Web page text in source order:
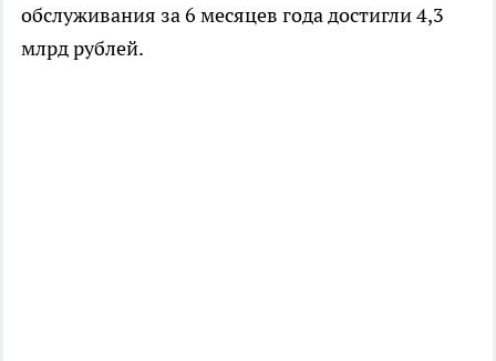
обслуживания за 6 месяцев года достигли 4,3
млрд рублей.